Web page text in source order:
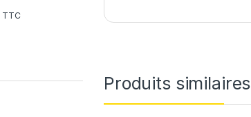
Produits similaires
TTC